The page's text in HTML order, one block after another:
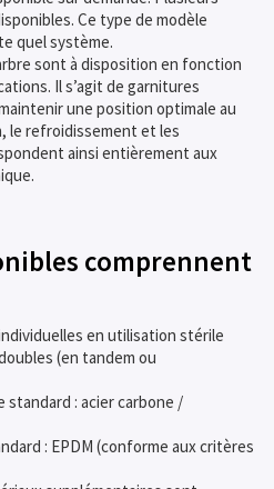
Ce type de modèle
quel système.
sont à disposition en fonction
Il s’agit de garnitures
une position optimale au
le refroidissement et les
ainsi entièrement aux
comprennent
en utilisation stérile
(en tandem ou
: acier carbone /
: EPDM (conforme aux critères